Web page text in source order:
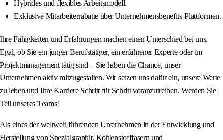
Hybrides und flexibles Arbeitsmodell.
Exklusive Mitarbeiterrabatte über Unternehmensbenefits-Plattformen.
Ihre Fähigkeiten und Erfahrungen machen einen Unterschied bei uns.
Egal, ob Sie ein junger Berufstätiger, ein erfahrener Experte oder im
Projektmanagement tätig sind – Sie haben die Chance, unser
Unternehmen aktiv mitzugestalten. Wir setzen uns dafür ein, unsere Werte
zu leben und Ihre Karriere Schritt für Schritt voranzutreiben. Werden Sie
Teil unseres Teams!
Als eines der weltweit führenden Unternehmen in der Entwicklung und
Herstellung von Spezialgraphit, Kohlenstofffasern und